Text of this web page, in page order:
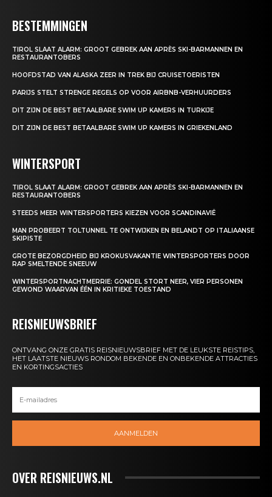
BESTEMMINGEN
TIROL SLAAT ALARM: GROOT GEBREK AAN APRÈS SKI-BARMANNEN EN
RESTAURANTOBERS
HOOFDSTAD VAN ALASKA ZEER IN TREK BIJ CRUISETOERISTEN
PARIJS STELT STRENGE REGELS OP VOOR AIRBNB-VERHUURDERS
DIT ZIJN DE BEST BETAALBARE SWIM UP KAMERS IN TURKIJE
DIT ZIJN DE BEST BETAALBARE SWIM UP KAMERS IN GRIEKENLAND
WINTERSPORT
TIROL SLAAT ALARM: GROOT GEBREK AAN APRÈS SKI-BARMANNEN EN
RESTAURANTOBERS
STEEDS MEER WINTERSPORTERS KIEZEN VOOR SCANDINAVIË
MAN PROBEERT TOLTUNNEL TE ONTWIJKEN EN BELANDT OP ITALIAANSE
SKIPISTE
GROTE BEZORGDHEID BIJ KROKUSVAKANTIE WINTERSPORTERS DOOR
RAP SMELTENDE SNEEUW
WINTERSPORTNACHTMERRIE: GONDEL STORT NEER, VIER PERSONEN
GEWOND WAARVAN ÉÉN IN KRITIEKE TOESTAND
REISNIEUWSBRIEF
ONTVANG ONZE GRATIS REISNIEUWSBRIEF MET DE LEUKSTE REISTIPS,
HET LAATSTE NIEUWS RONDOM BEKENDE EN ONBEKENDE ATTRACTIES
EN KORTINGSACTIES
AANMELDEN
OVER REISNIEUWS.NL